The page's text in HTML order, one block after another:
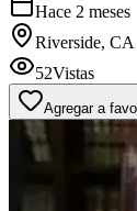
Hace 2 meses
Riverside, CA
52Vistas
Agregar a